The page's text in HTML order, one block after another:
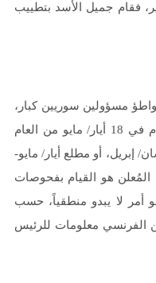
فقام جميل الأسد بتطييب
مسؤولين سوريين كبار،
وهي قضية الجاسوس الإسرائيلي إيلي كوهين، الذي قُبض عليه في 24 كانون الثاني/ يناير عام 1965، وأعدم في 18 أيار/ مايو من العام
إبريل، أو مطلع أيار/ مايو-
المُعلن هو القيام بفحوصات
أمر لا يبدو منطقياً، حسب
الفرنسي معلومات للرئيس